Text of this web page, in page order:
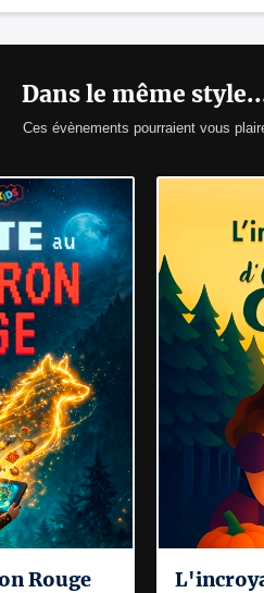
Dans le même
Ces évènements pourraient vous
Rouge